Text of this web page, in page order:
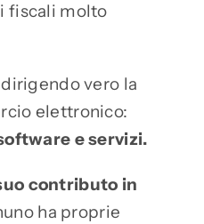
fiscali molto
vero la
elettronico:
e servizi.
contributo in
ha proprie